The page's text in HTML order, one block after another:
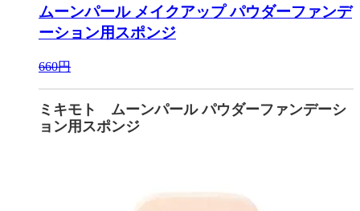
ムーンパール メイクアップ パウダーファンデ
ーション用スポンジ
660円
ミキモト ムーンパール パウダーファンデーシ
ョン用スポンジ